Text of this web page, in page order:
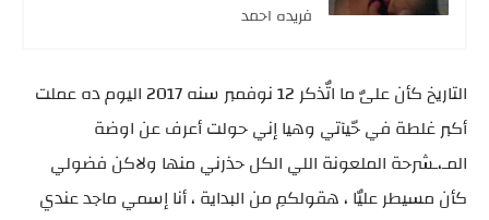
فريده احمد
التاريخ كأن علىٌ ما اتٌذكر 12 نوفمبر سنه 2017 اليوم ده عملت
أكبر غلطة في حّيآتي وهيا إني حولت أعرف عن اوضة
المـ،ـشرحة الملعونة اللي الكل حذرني منها ولاكن فضولي
كأن مسيطر عليٌا ، هقولكمِ من البداية ، أنا إسمي ماجد عندي